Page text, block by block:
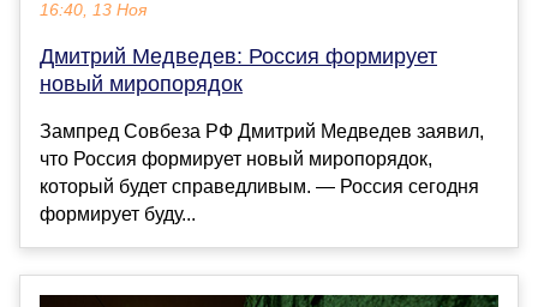
16:40, 13 Ноя
Дмитрий Медведев: Россия формирует
новый миропорядок
Зампред Совбеза РФ Дмитрий Медведев заявил,
что Россия формирует новый миропорядок,
который будет справедливым. — Россия сегодня
формирует буду...